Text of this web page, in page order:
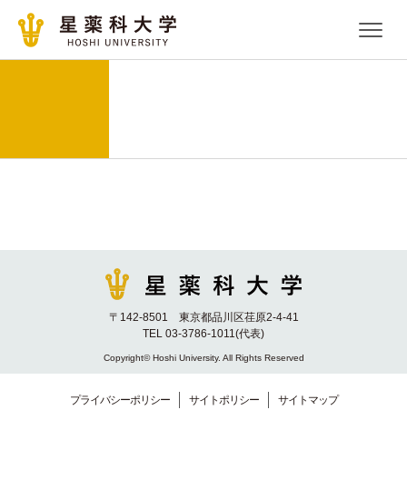
〒142-8501 東京都品川区荏原2-4-41
TEL 03-3786-1011(代表)
Copyright© Hoshi University. All Rights Reserved
プライバシーポリシー サイトポリシー サイトマップ